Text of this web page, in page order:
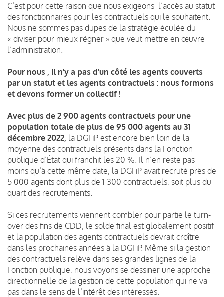
C’est pour cette raison que nous exigeons l’accès au statut
des fonctionnaires pour les contractuels qui le souhaitent.
Nous ne sommes pas dupes de la stratégie éculée du
« diviser pour mieux régner » que veut mettre en œuvre
l’administration.
Pour nous , il n’y a pas d’un côté les agents couverts
par un statut et les agents contractuels : nous formons
et devons former un collectif !
Avec plus de 2 900 agents contractuels pour une
population totale de plus de 95 000 agents au 31
décembre 2022, la DGFiP est encore bien loin de la
moyenne des contractuels présents dans la Fonction
publique d’État qui franchit les 20 %. Il n’en reste pas
moins qu’à cette même date, la DGFiP avait recruté près de
5 000 agents dont plus de 1 300 contractuels, soit plus du
quart des recrutements.
Si ces recrutements viennent combler pour partie le turn-
over des fins de CDD, le solde final est globalement positif
et la population des agents contractuels devrait croître
dans les prochaines années à la DGFiP. Même si la gestion
des contractuels relève dans ses grandes lignes de la
Fonction publique, nous voyons se dessiner une approche
directionnelle de la gestion de cette population qui ne va
pas dans le sens de l’intérêt des intéressés.